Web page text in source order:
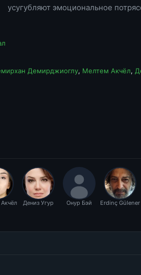
усугубляют эмоциональное
Демирджиоглу, Мелтем Акчёл,
Дениз Угур Онур Бэй Erdinç Gülener